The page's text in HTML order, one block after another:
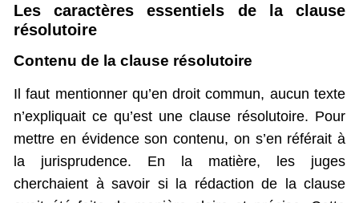
Les caractères essentiels de la clause
résolutoire
Contenu de la clause résolutoire
Il faut mentionner qu’en droit commun, aucun texte
n’expliquait ce qu’est une clause résolutoire. Pour
mettre en évidence son contenu, on s’en référait à
la jurisprudence. En la matière, les juges
cherchaient à savoir si la rédaction de la clause